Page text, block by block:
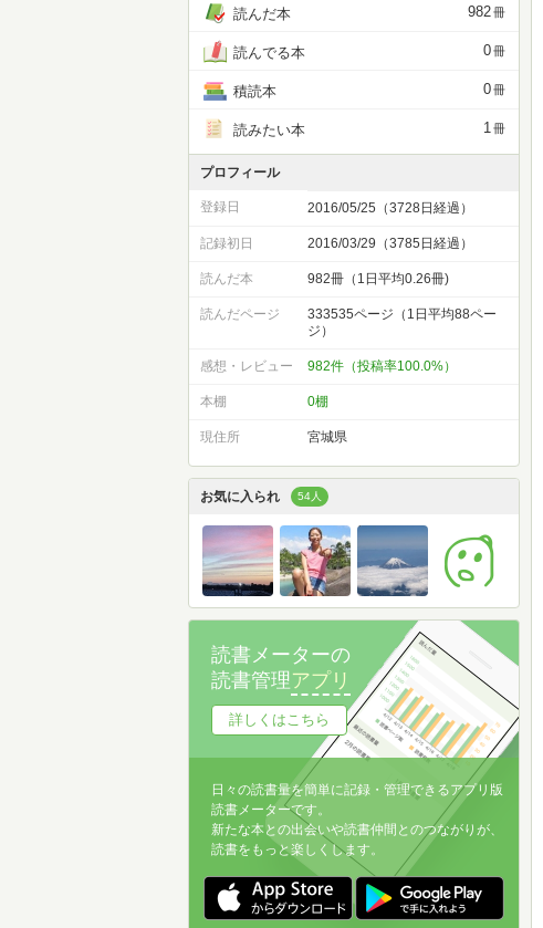
読んだ本 982冊
読んでる本 0冊
積読本 0冊
読みたい本 1冊
プロフィール
登録日 2016/05/25（3728日経過）
記録初日 2016/03/29（3785日経過）
読んだ本 982冊（1日平均0.26冊)
読んだページ
333535ページ（1日平均88ペー
ジ）
感想・レビュー 982件（投稿率100.0%）
本棚 0棚
現住所 宮城県
お気に入られ 54人
読書メーターの
読書管理アプリ
詳しくはこちら
日々の読書量を簡単に記録・管理できるアプリ版
読書メーターです。
新たな本との出会いや読書仲間とのつながりが、
読書をもっと楽しくします。